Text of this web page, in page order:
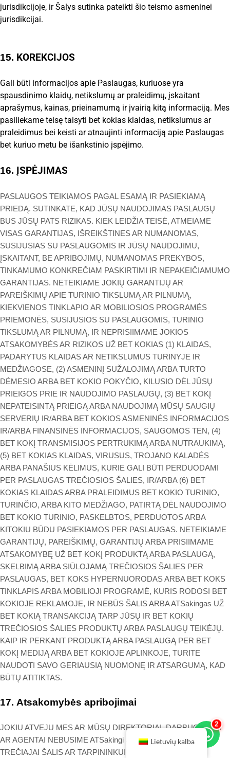
jurisdikcijoje, ir Šalys sutinka pateikti šio teismo asmeninei
jurisdikcijai.
15. KOREKCIJOS
Gali būti informacijos apie Paslaugas, kuriuose yra
spausdinimo klaidų, netikslumų ar praleidimų, įskaitant
aprašymus, kainas, prieinamumą ir įvairią kitą informaciją. Mes
pasiliekame teisę taisyti bet kokias klaidas, netikslumus ar
praleidimus bei keisti ar atnaujinti informaciją apie Paslaugas
bet kuriuo metu be išankstinio įspėjimo.
16. ĮSPĖJIMAS
PASLAUGOS TEIKIAMOS PAGAL ESAMĄ IR PASIEKIAMĄ
PRIEDĄ. SUTINKATE, KAD JŪSŲ NAUDOJIMAS PASLAUGŲ
BUS JŪSŲ PATS RIZIKAS. KIEK LEIDŽIA TEISĖ, ATMEIAME
VISAS GARANTIJAS, IŠREIKŠTINES AR NUMANOMAS,
SUSIJUSIAS SU PASLAUGOMIS IR JŪSŲ NAUDOJIMU,
ĮSKAITANT, BE APRIBOJIMŲ, NUMANOMAS PREKYBOS,
TINKAMUMO KONKREČIAM PASKIRTIMI IR NEPAKEIČIAMUMO
GARANTIJAS. NETEIKIAME JOKIŲ GARANTIJŲ AR
PAREIŠKIMŲ APIE TURINIO TIKSLUMĄ AR PILNUMĄ,
KIEKVIENOS TINKLAPIO AR MOBILIOSIOS PROGRAMĖS
PRIEMONĖS, SUSIJUSIOS SU PASLAUGOMIS, TURINIO
TIKSLUMĄ AR PILNUMĄ, IR NEPRISIIMAME JOKIOS
ATSAKOMYBĖS AR RIZIKOS UŽ BET KOKIAS (1) KLAIDAS,
PADARYTUS KLAIDAS AR NETIKSLUMUS TURINYJE IR
MEDŽIAGOSE, (2) ASMENINĮ SUŽALOJIMĄ ARBA TURTO
DĖMESIO ARBA BET KOKIO POKYČIO, KILUSIO DĖL JŪSŲ
PRIEIGOS PRIE IR NAUDOJIMO PASLAUGŲ, (3) BET KOKĮ
NEPATEISINTĄ PRIEIGĄ ARBA NAUDOJIMĄ MŪSŲ SAUGIŲ
SERVERIŲ IR/ARBA BET KOKIOS ASMENINĖS INFORMACIJOS
IR/ARBA FINANSINĖS INFORMACIJOS, SAUGOMOS TEN, (4)
BET KOKĮ TRANSMISIJOS PERTRUKIMĄ ARBA NUTRAUKIMĄ,
(5) BET KOKIAS KLAIDAS, VIRUSUS, TROJANO KALADĖS
ARBA PANAŠIUS KĖLIMUS, KURIE GALI BŪTI PERDUODAMI
PER PASLAUGAS TREČIOSIOS ŠALIES, IR/ARBA (6) BET
KOKIAS KLAIDAS ARBA PRALEIDIMUS BET KOKIO TURINIO,
TURINČIO, ARBA KITO MEDŽIAGO, PATIRTĄ DĖL NAUDOJIMO
BET KOKIO TURINIO, PASKELBTOS, PERDUOTOS ARBA
KITOKIU BŪDU PASIEKIAMOS PER PASLAUGAS. NETEIKIAME
GARANTIJŲ, PAREIŠKIMŲ, GARANTIJŲ ARBA PRISIIMAME
ATSAKOMYBĘ UŽ BET KOKĮ PRODUKTĄ ARBA PASLAUGĄ,
SKELBIMĄ ARBA SIŪLOJAMĄ TREČIOSIOS ŠALIES PER
PASLAUGAS, BET KOKS HYPERNUORODAS ARBA BET KOKS
TINKLAPIS ARBA MOBILIOJI PROGRAMĖ, KURIS RODOSI BET
KOKIOJE REKLAMOJE, IR NEBŪS ŠALIS ARBA ATSakingas UŽ
BET KOKIĄ TRANSAKCIJĄ TARP JŪSŲ IR BET KOKIŲ
TREČIOSIOS ŠALIES PRODUKTŲ ARBA PASLAUGŲ TEIKĖJŲ.
KAIP IR PERKANT PRODUKTĄ ARBA PASLAUGĄ PER BET
KOKĮ MEDIJĄ ARBA BET KOKIOJE APLINKOJE, TURITE
NAUDOTI SAVO GERIAUSIĄ NUOMONĘ IR ATSARGUMĄ, KAD
BŪTŲ ATITIKTAS.
17. Atsakomybės apribojimai
JOKIU ATVEJU MES AR MŪSŲ DIREKTORIAI, DARBUOTOJAI
AR AGENTAI NEBUSIME ATSakingi JUMS AR BET KOKIAM
TREČIAJAI ŠALIS AR TARPININKUI UŽ BET KOKIUS
2
Lietuvių kalba